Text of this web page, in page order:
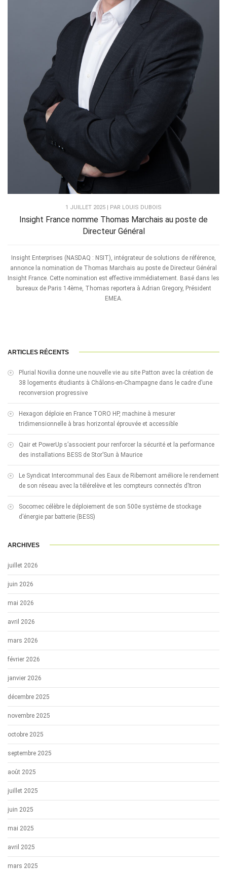
1 JUILLET 2025 | PAR LOUIS DUBOIS
Insight France nomme Thomas Marchais au poste de
Directeur Général
Insight Enterprises (NASDAQ : NSIT), intégrateur de solutions de référence,
annonce la nomination de Thomas Marchais au poste de Directeur Général
Insight France. Cette nomination est effective immédiatement. Basé dans les
bureaux de Paris 14ème, Thomas reportera à Adrian Gregory, Président
EMEA.
ARTICLES RÉCENTS
Plurial Novilia donne une nouvelle vie au site Patton avec la création de
38 logements étudiants à Châlons-en-Champagne dans le cadre d’une
reconversion progressive
Hexagon déploie en France TORO HP, machine à mesurer
tridimensionnelle à bras horizontal éprouvée et accessible
Qair et PowerUp s’associent pour renforcer la sécurité et la performance
des installations BESS de Stor’Sun à Maurice
Le Syndicat Intercommunal des Eaux de Ribemont améliore le rendement
de son réseau avec la télérelève et les compteurs connectés d’Itron
Socomec célèbre le déploiement de son 500e système de stockage
d’énergie par batterie (BESS)
ARCHIVES
juillet 2026
juin 2026
mai 2026
avril 2026
mars 2026
février 2026
janvier 2026
décembre 2025
novembre 2025
octobre 2025
septembre 2025
août 2025
juillet 2025
juin 2025
mai 2025
avril 2025
mars 2025